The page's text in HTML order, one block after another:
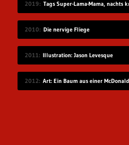
2019
2010 Die nervige Fliege
2011 Illustration: Jason Levesque
2012 Art: Ein Baum aus einer